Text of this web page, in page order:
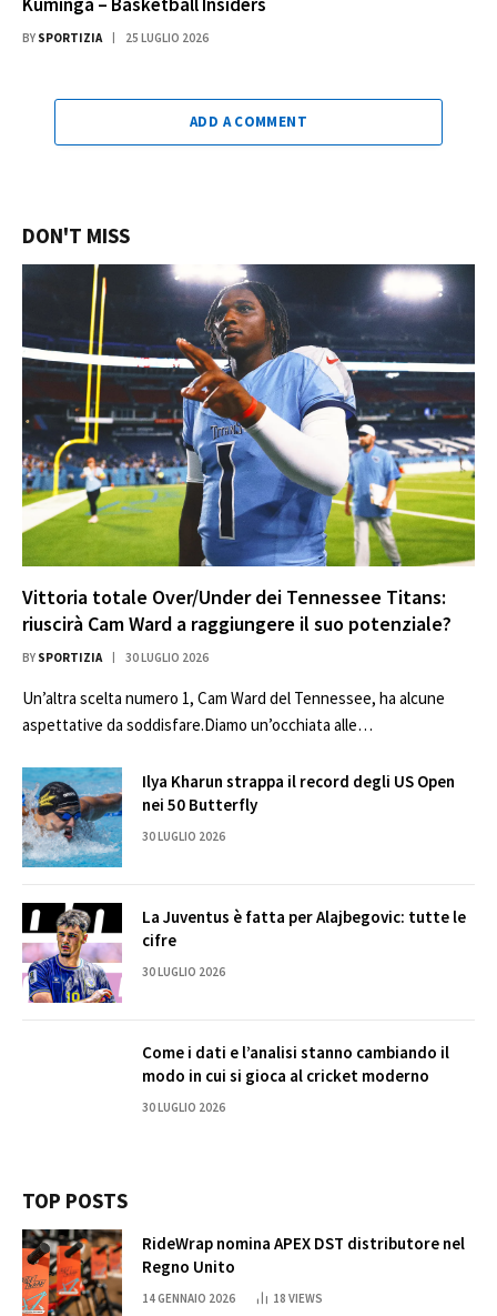
BY SPORTIZIA 25 LUGLIO 2026
ADD A COMMENT
DON'T MISS
Vittoria totale Over/Under dei Tennessee Titans:
riuscirà Cam Ward a raggiungere il suo potenziale?
BY SPORTIZIA 30 LUGLIO 2026
Un’altra scelta numero 1, Cam Ward del Tennessee, ha alcune
aspettative da soddisfare.Diamo un’occhiata alle…
Ilya Kharun strappa il record degli US Open
nei 50 Butterfly
30 LUGLIO 2026
La Juventus è fatta per Alajbegovic: tutte le
cifre
30 LUGLIO 2026
Come i dati e l’analisi stanno cambiando il
modo in cui si gioca al cricket moderno
30 LUGLIO 2026
TOP POSTS
RideWrap nomina APEX DST distributore nel
Regno Unito
14 GENNAIO 2026 18 VIEWS